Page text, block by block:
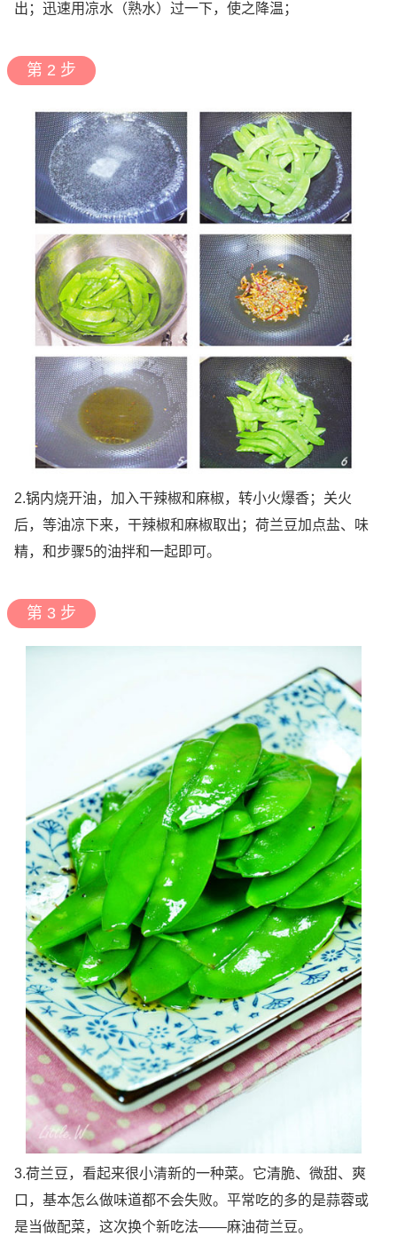
出；迅速用凉水（熟水）过一下，使之降温；
第 2 步
2.锅内烧开油，加入干辣椒和麻椒，转小火爆香；关火
后，等油凉下来，干辣椒和麻椒取出；荷兰豆加点盐、味
精，和步骤5的油拌和一起即可。
第 3 步
3.荷兰豆，看起来很小清新的一种菜。它清脆、微甜、爽
口，基本怎么做味道都不会失败。平常吃的多的是蒜蓉或
是当做配菜，这次换个新吃法——麻油荷兰豆。